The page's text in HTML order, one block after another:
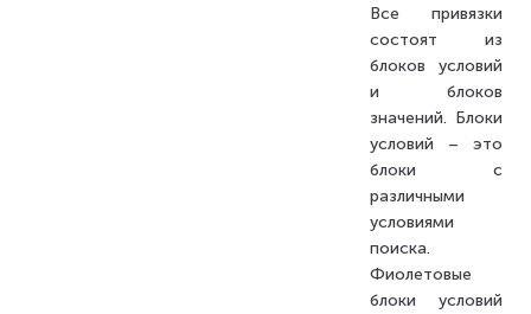
Все привязки
состоят из
блоков условий
и блоков
значений. Блоки
условий – это
блоки с
различными
условиями
поиска.
Фиолетовые
блоки условий